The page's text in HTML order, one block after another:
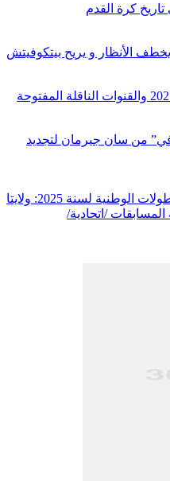
الأنظار و يريح بيتكوفيتش
من سان جيرمان لتجديد
ألعاب القوى/ أماكن إجراء البطولات الوطنية لسنة 2025: ولايتا
المسابقات /اتحادية/